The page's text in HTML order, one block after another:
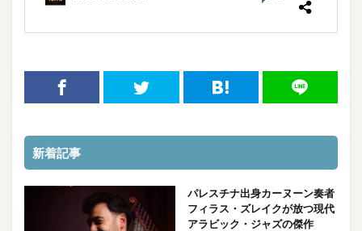
新着記事
パレスチナ出身カーヌーン奏者
フィラス・ズレイクが放つ現代
アラビック・ジャズの傑作